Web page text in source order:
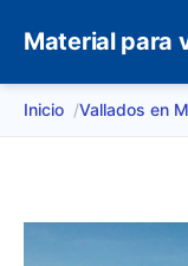
Material para
Inicio Vallados en